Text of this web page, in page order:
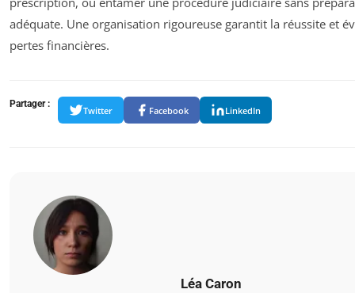
adéquate. Une organisation rigoureuse garantit la réussite et
pertes financières.
Partager :
Twitter Facebook LinkedIn
Léa Caron